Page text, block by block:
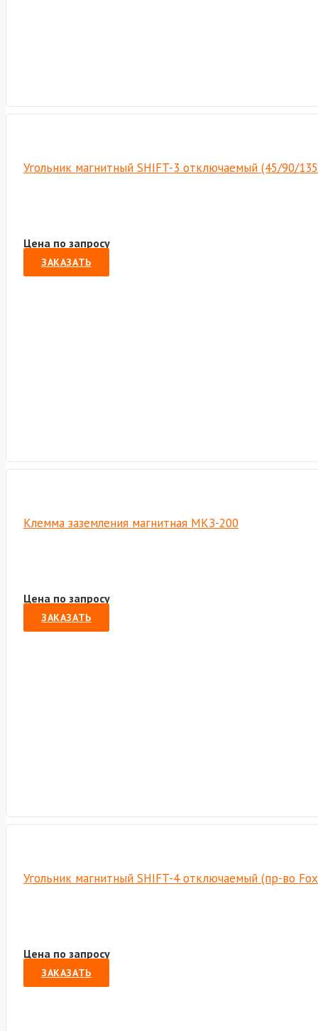
Угольник магнитный SHIFT-3 отключаемый (45/90/
Цена по запросу
ЗАКАЗАТЬ
Клемма заземления магнитная МКЗ-200
Цена по запросу
ЗАКАЗАТЬ
Угольник магнитный SHIFT-4 отключаемый (пр-во
Цена по запросу
ЗАКАЗАТЬ